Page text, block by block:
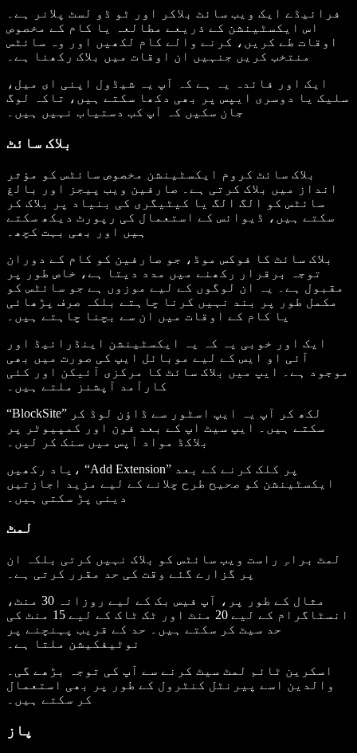
فرائیڈے ایک ویب سائٹ بلاکر اور ٹو ڈو لسٹ پلانر ہے۔
اس ایکسٹینشن کے ذریعے مطالعہ یا کام کے مخصوص
اوقات طے کریں، کرنے والے کام لکھیں اور وہ سائٹس
منتخب کریں جنہیں ان اوقات میں بلاک رکھنا ہے۔
ایک اور فائدہ یہ ہے کہ آپ یہ شیڈول اپنی ای میل،
سلیک یا دوسری ایپس پر بھی دکھا سکتے ہیں، تاکہ لوگ
جان سکیں کہ آپ کب دستیاب نہیں ہیں۔
بلاک سائٹ
بلاک سائٹ کروم ایکسٹینشن مخصوص سائٹس کو مؤثر
انداز میں بلاک کرتی ہے۔ صارفین ویب پیجز اور بالغ
سائٹس کو الگ الگ یا کیٹیگری کی بنیاد پر بلاک کر
سکتے ہیں، ڈیوائس کے استعمال کی رپورٹ دیکھ سکتے
ہیں اور بھی بہت کچھ۔
بلاک سائٹ کا فوکس موڈ، جو صارفین کو کام کے دوران
توجہ برقرار رکھنے میں مدد دیتا ہے، خاص طور پر
مقبول ہے۔ یہ ان لوگوں کے لیے موزوں ہے جو سائٹس کو
مکمل طور پر بند نہیں کرنا چاہتے بلکہ صرف پڑھائی
یا کام کے اوقات میں ان سے بچنا چاہتے ہیں۔
ایک اور خوبی یہ کہ یہ ایکسٹینشن اینڈرائیڈ اور
آئی او ایس کے لیے موبائل ایپ کی صورت میں بھی
موجود ہے۔ ایپ میں بلاک سائٹ کا مرکزی آئیکن اور کئی
کارآمد آپشنز ملتے ہیں۔
“BlockSite” لکھ کر آپ یہ ایپ اسٹور سے ڈاؤن لوڈ کر
سکتے ہیں۔ ایپ سیٹ اپ کے بعد فون اور کمپیوٹر پر
بلاکڈ مواد آپس میں سنک کر لیں۔
یاد رکھیں، “Add Extension” پر کلک کرنے کے بعد
ایکسٹینشن کو صحیح طرح چلانے کے لیے مزید اجازتیں
دینی پڑ سکتی ہیں۔
لمٹ
لمٹ براہِ راست ویب سائٹس کو بلاک نہیں کرتی بلکہ ان
پر گزارے گئے وقت کی حد مقرر کرتی ہے۔
مثال کے طور پر، آپ فیس بک کے لیے روزانہ 30 منٹ،
انسٹاگرام کے لیے 20 منٹ اور ٹک ٹاک کے لیے 15 منٹ کی
حد سیٹ کر سکتے ہیں۔ حد کے قریب پہنچنے پر
نوٹیفکیشن ملتا ہے۔
اسکرین ٹائم لمٹ سیٹ کرنے سے آپ کی توجہ بڑھے گی۔
والدین اسے پیرنٹل کنٹرول کے طور پر بھی استعمال
کر سکتے ہیں۔
پاز